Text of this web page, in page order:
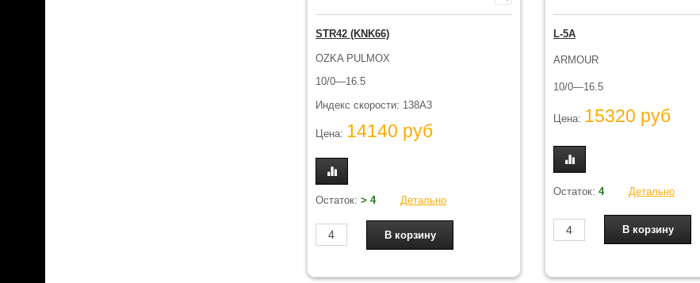
STR42 (KNK66)
OZKA PULMOX
10/0—16.5
Индекс скорости: 138A3
Цена: 14140 руб
Остаток: > 4 Детально
L-5A
ARMOUR
10/0—16.5
Цена: 15320 руб
Остаток: 4 Детально